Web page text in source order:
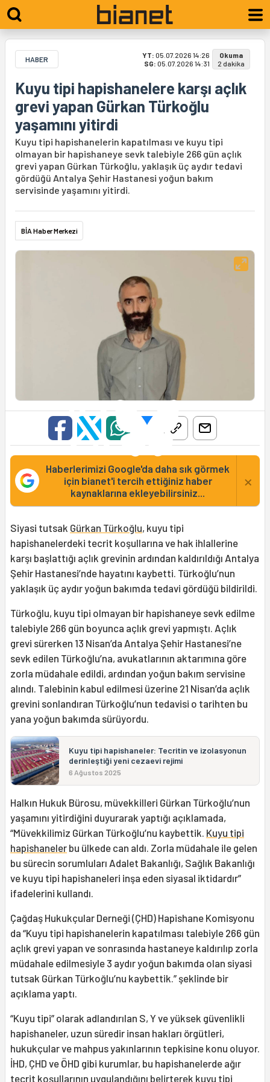
HABER YT: 05.07.2026 14:26
SG: 05.07.2026 14:31
Okuma
2 dakika
Kuyu tipi hapishanelere karşı açlık
grevi yapan Gürkan Türkoğlu
yaşamını yitirdi
Kuyu tipi hapishanelerin kapatılması ve kuyu tipi
olmayan bir hapishaneye sevk talebiyle 266 gün açlık
grevi yapan Gürkan Türkoğlu, yaklaşık üç aydır tedavi
gördüğü Antalya Şehir Hastanesi yoğun bakım
servisinde yaşamını yitirdi.
BİA Haber Merkezi
Haberlerimizi Google'da daha sık görmek
için bianet'i tercih ettiğiniz haber
kaynaklarına ekleyebilirsiniz...
×
Siyasi tutsak Gürkan Türkoğlu, kuyu tipi
hapishanelerdeki tecrit koşullarına ve hak ihlallerine
karşı başlattığı açlık grevinin ardından kaldırıldığı Antalya
Şehir Hastanesi’nde hayatını kaybetti. Türkoğlu’nun
yaklaşık üç aydır yoğun bakımda tedavi gördüğü bildirildi.
Türkoğlu, kuyu tipi olmayan bir hapishaneye sevk edilme
talebiyle 266 gün boyunca açlık grevi yapmıştı. Açlık
grevi sürerken 13 Nisan’da Antalya Şehir Hastanesi’ne
sevk edilen Türkoğlu’na, avukatlarının aktarımına göre
zorla müdahale edildi, ardından yoğun bakım servisine
alındı. Talebinin kabul edilmesi üzerine 21 Nisan’da açlık
grevini sonlandıran Türkoğlu’nun tedavisi o tarihten bu
yana yoğun bakımda sürüyordu.
Kuyu tipi hapishaneler: Tecritin ve izolasyonun
derinleştiği yeni cezaevi rejimi
6 Ağustos 2025
Halkın Hukuk Bürosu, müvekkilleri Gürkan Türkoğlu’nun
yaşamını yitirdiğini duyurarak yaptığı açıklamada,
“Müvekkilimiz Gürkan Türkoğlu’nu kaybettik. Kuyu tipi
hapishaneler bu ülkede can aldı. Zorla müdahale ile gelen
bu sürecin sorumluları Adalet Bakanlığı, Sağlık Bakanlığı
ve kuyu tipi hapishaneleri inşa eden siyasal iktidardır”
ifadelerini kullandı.
Çağdaş Hukukçular Derneği (ÇHD) Hapishane Komisyonu
da “Kuyu tipi hapishanelerin kapatılması talebiyle 266 gün
açlık grevi yapan ve sonrasında hastaneye kaldırılıp zorla
müdahale edilmesiyle 3 aydır yoğun bakımda olan siyasi
tutsak Gürkan Türkoğlu’nu kaybettik.” şeklinde bir
açıklama yaptı.
“Kuyu tipi” olarak adlandırılan S, Y ve yüksek güvenlikli
hapishaneler, uzun süredir insan hakları örgütleri,
hukukçular ve mahpus yakınlarının tepkisine konu oluyor.
İHD, ÇHD ve ÖHD gibi kurumlar, bu hapishanelerde ağır
tecrit koşullarının uygulandığını belirterek kuyu tipi